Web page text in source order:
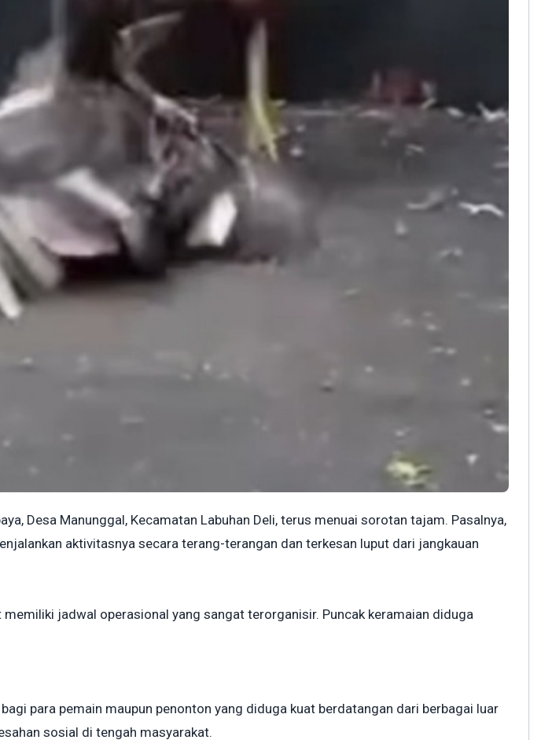
Desa Manunggal, Kecamatan Labuhan Deli, terus menuai sorotan tajam. Pasalnya,
aktivitasnya secara terang-terangan dan terkesan luput dari jangkauan
jadwal operasional yang sangat terorganisir. Puncak keramaian diduga
para pemain maupun penonton yang diduga kuat berdatangan dari berbagai luar
sosial di tengah masyarakat.